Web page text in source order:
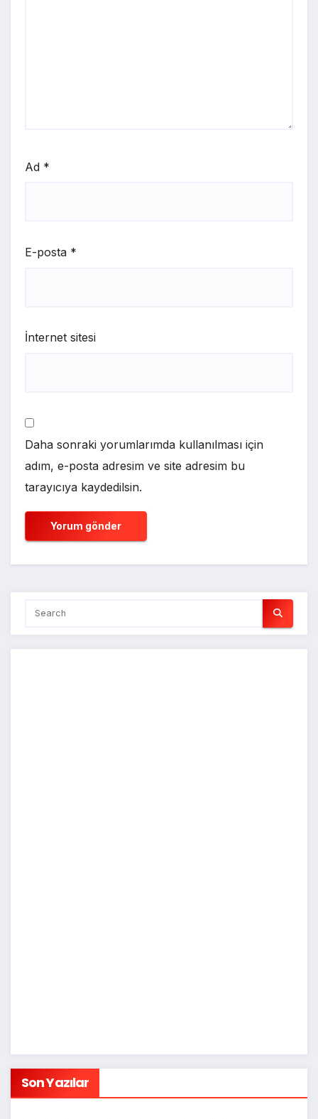
Ad *
E-posta *
İnternet sitesi
Daha sonraki yorumlarımda kullanılması için
adım, e-posta adresim ve site adresim bu
tarayıcıya kaydedilsin.
Son Yazılar